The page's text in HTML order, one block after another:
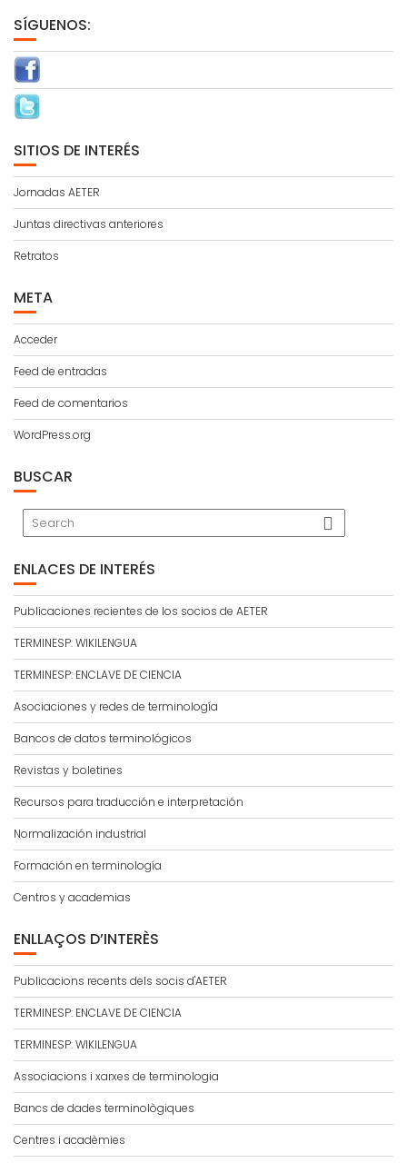
SÍGUENOS:
SITIOS DE INTERÉS
Jornadas AETER
Juntas directivas anteriores
Retratos
META
Acceder
Feed de entradas
Feed de comentarios
WordPress.org
BUSCAR
ENLACES DE INTERÉS
Publicaciones recientes de los socios de AETER
TERMINESP: WIKILENGUA
TERMINESP: ENCLAVE DE CIENCIA
Asociaciones y redes de terminología
Bancos de datos terminológicos
Revistas y boletines
Recursos para traducción e interpretación
Normalización industrial
Formación en terminología
Centros y academias
ENLLAÇOS D’INTERÈS
Publicacions recents dels socis d'AETER
TERMINESP: ENCLAVE DE CIENCIA
TERMINESP: WIKILENGUA
Associacions i xarxes de terminologia
Bancs de dades terminològiques
Centres i acadèmies